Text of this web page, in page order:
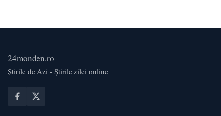
24monden.ro
Știrile de Azi - Știrile zilei online